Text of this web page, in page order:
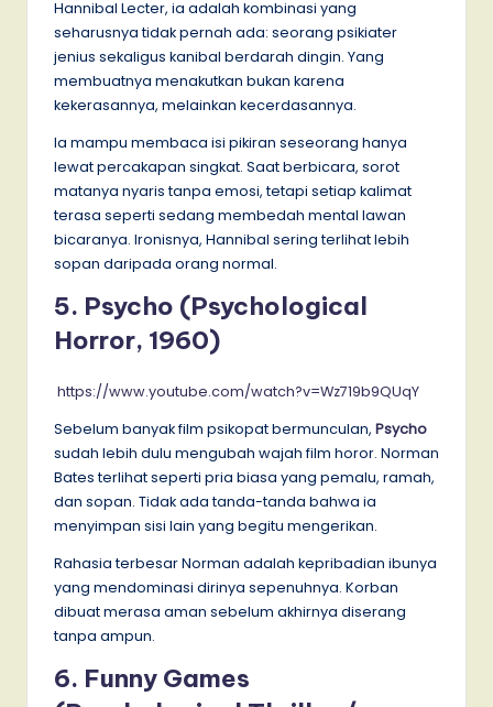
Hannibal Lecter, ia adalah kombinasi yang
seharusnya tidak pernah ada: seorang psikiater
jenius sekaligus kanibal berdarah dingin. Yang
membuatnya menakutkan bukan karena
kekerasannya, melainkan kecerdasannya.
Ia mampu membaca isi pikiran seseorang hanya
lewat percakapan singkat. Saat berbicara, sorot
matanya nyaris tanpa emosi, tetapi setiap kalimat
terasa seperti sedang membedah mental lawan
bicaranya. Ironisnya, Hannibal sering terlihat lebih
sopan daripada orang normal.
5. Psycho (Psychological
Horror, 1960)
https://www.youtube.com/watch?v=Wz719b9QUqY
Sebelum banyak film psikopat bermunculan, Psycho
sudah lebih dulu mengubah wajah film horor. Norman
Bates terlihat seperti pria biasa yang pemalu, ramah,
dan sopan. Tidak ada tanda-tanda bahwa ia
menyimpan sisi lain yang begitu mengerikan.
Rahasia terbesar Norman adalah kepribadian ibunya
yang mendominasi dirinya sepenuhnya. Korban
dibuat merasa aman sebelum akhirnya diserang
tanpa ampun.
6. Funny Games